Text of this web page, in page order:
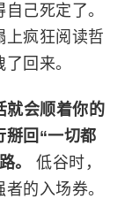
己死定了。
上疯狂阅读哲
回来。
就会顺着你的
掰回“一切都
。 低谷时，
的入场券。